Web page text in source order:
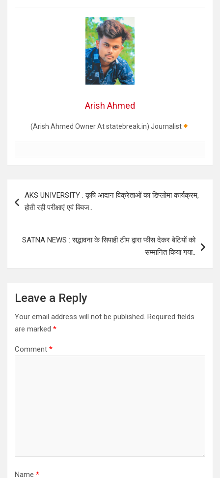
Arish Ahmed
(Arish Ahmed Owner At statebreak.in) Journalist
navigation
AKS UNIVERSITY : कृषि आदान विक्रेताओं का डिप्लोमा कार्यक्रम,
होती रही परीक्षाएं एवं क्विज..
SATNA NEWS : सद्भावना के सिपाही टीम द्वारा फीस देकर बेटियों को
सम्मानित किया गया..
Leave a Reply
Your email address will not be published. Required fields
are marked *
Comment *
Name *